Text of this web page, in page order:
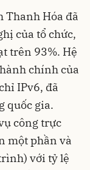
Thanh Hóa đã
của tổ chức,
trên 93%. Hệ
chính của
IPv6, đã
quốc gia.
công trực
một phần và
với tỷ lệ